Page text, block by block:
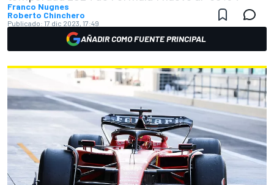
Franco Nugnes
Roberto Chinchero
Publicado: 17 dic 2023, 17:49
AÑADIR COMO FUENTE PRINCIPAL